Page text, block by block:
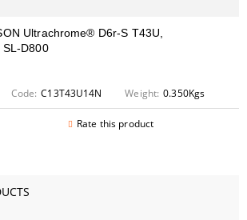
Ultrachrome® D6r-S T43U,
D800
Code: C13T43U14N Weight: 0.350Kgs
Rate this product